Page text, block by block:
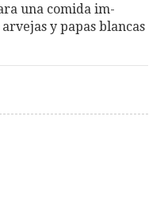
una comida im-
y papas blancas